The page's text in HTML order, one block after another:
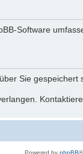
Software
Sie gespeichert
Powered by phpBB